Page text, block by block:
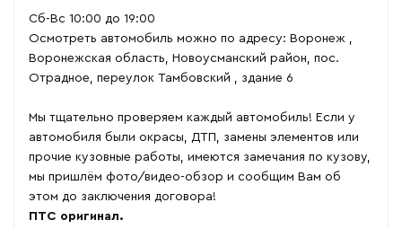
Сб-Вс 10:00 до 19:00
Осмотреть автомобиль можно по адресу: Воронеж ,
Воронежская область, Новоусманский район, пос.
Отрадное, переулок Тамбовский , здание 6
Мы тщательно проверяем каждый автомобиль! Если у
автомобиля были окрасы, ДТП, замены элементов или
прочие кузовные работы, имеются замечания по кузову,
мы пришлём фото/видео-обзор и сообщим Вам об
этом до заключения договора!
ПТС оригинал.